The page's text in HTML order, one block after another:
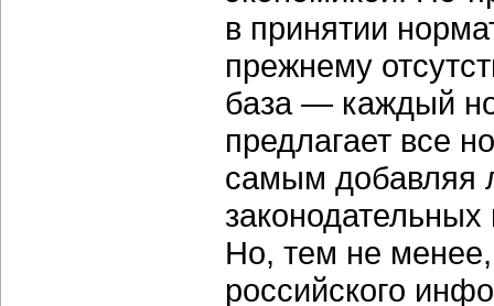
в принятии
прежнему
база — каждый
предлагает все
самым добавляя
Но, тем не
российского